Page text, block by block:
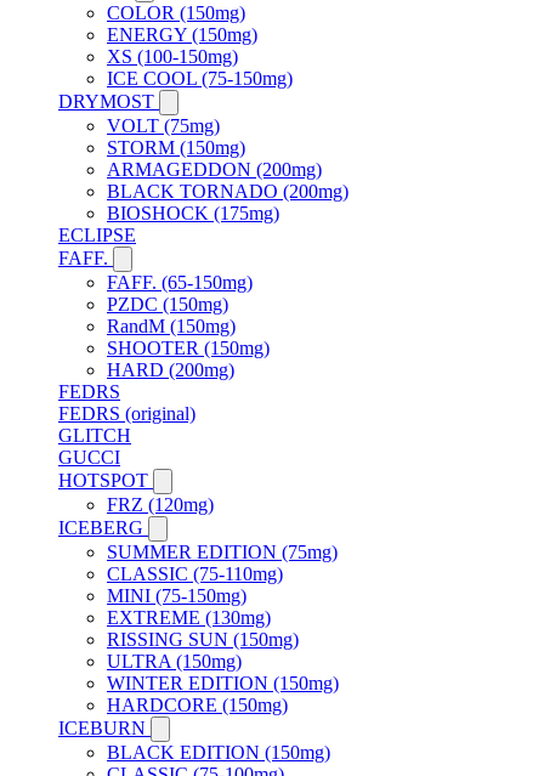
COLOR (150mg)
ENERGY (150mg)
XS (100-150mg)
ICE COOL (75-150mg)
DRYMOST
VOLT (75mg)
STORM (150mg)
ARMAGEDDON (200mg)
BLACK TORNADO (200mg)
BIOSHOCK (175mg)
ECLIPSE
FAFF.
FAFF. (65-150mg)
PZDC (150mg)
RandM (150mg)
SHOOTER (150mg)
HARD (200mg)
FEDRS
FEDRS (original)
GLITCH
GUCCI
HOTSPOT
FRZ (120mg)
ICEBERG
SUMMER EDITION (75mg)
CLASSIC (75-110mg)
MINI (75-150mg)
EXTREME (130mg)
RISSING SUN (150mg)
ULTRA (150mg)
WINTER EDITION (150mg)
HARDCORE (150mg)
ICEBURN
BLACK EDITION (150mg)